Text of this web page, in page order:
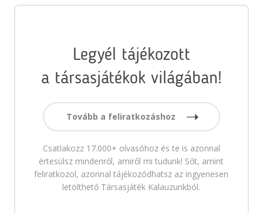
Legyél tájékozott
a társasjátékok világában!
Tovább a feliratkozáshoz
Csatlakozz 17.000+ olvasóhoz és te is azonnal
értesülsz mindenről, amiről mi tudunk! Sőt, amint
feliratkozol, azonnal tájékozódhatsz az ingyenesen
letölthető Társasjáték Kalauzunkból.